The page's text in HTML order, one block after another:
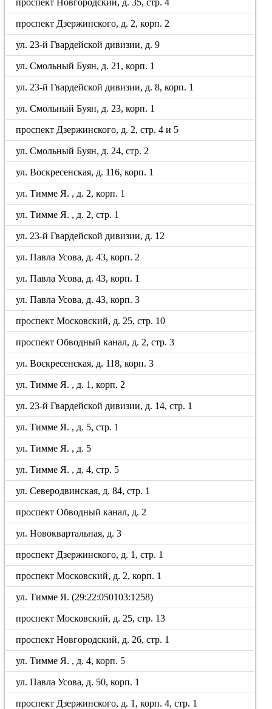
проспект Новгородский, д. 35, стр. 4
проспект Дзержинского, д. 2, корп. 2
ул. 23-й Гвардейской дивизии, д. 9
ул. Смольный Буян, д. 21, корп. 1
ул. 23-й Гвардейской дивизии, д. 8, корп. 1
ул. Смольный Буян, д. 23, корп. 1
проспект Дзержинского, д. 2, стр. 4 и 5
ул. Смольный Буян, д. 24, стр. 2
ул. Воскресенская, д. 116, корп. 1
ул. Тимме Я. , д. 2, корп. 1
ул. Тимме Я. , д. 2, стр. 1
ул. 23-й Гвардейской дивизии, д. 12
ул. Павла Усова, д. 43, корп. 2
ул. Павла Усова, д. 43, корп. 1
ул. Павла Усова, д. 43, корп. 3
проспект Московский, д. 25, стр. 10
проспект Обводный канал, д. 2, стр. 3
ул. Воскресенская, д. 118, корп. 3
ул. Тимме Я. , д. 1, корп. 2
ул. 23-й Гвардейской дивизии, д. 14, стр. 1
ул. Тимме Я. , д. 5, стр. 1
ул. Тимме Я. , д. 5
ул. Тимме Я. , д. 4, стр. 5
ул. Северодвинская, д. 84, стр. 1
проспект Обводный канал, д. 2
ул. Новоквартальная, д. 3
проспект Дзержинского, д. 1, стр. 1
проспект Московский, д. 2, корп. 1
ул. Тимме Я. (29:22:050103:1258)
проспект Московский, д. 25, стр. 13
проспект Новгородский, д. 26, стр. 1
ул. Тимме Я. , д. 4, корп. 5
ул. Павла Усова, д. 50, корп. 1
проспект Дзержинского, д. 1, корп. 4, стр. 1